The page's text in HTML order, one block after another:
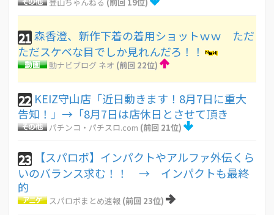
21森香澄、新作下着の着用ショットｗｗ ただ
ただスケベな目でしか見れんだろ！！
動ナビブログ ネオ (前回 22位)
22 KEIZ守山店「近日動きます！8月7日に重大
告知！」→「8月7日は店休日とさせて頂き
パチンコ・パチスロ.com (前回 21位)
23
【スパロボ】インパクトやアルファ外伝くら
いのバランス求む！！ → インパクトも最終
的
スパロボまとめ速報 (前回 23位)